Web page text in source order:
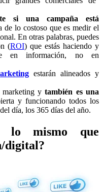
si una campaña está
de lo costoso que es medir el
En otras palabras, puedes
(ROI) que estás haciendo y
en información, no en
estarán alineados y
marketing ytambién es una
y funcionando todos los
día, los 365 días del año.
lo mismo que
digital?